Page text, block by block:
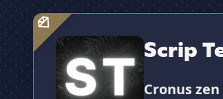
Scrip
Cronus